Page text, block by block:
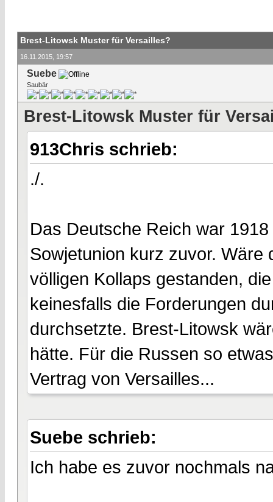
Brest-Litowsk Muster für Versailles?
16.11.2015, 19:57
Suebe
Saubär
Brest-Litowsk Muster für
913Chris schrieb:
./.
Das Deutsche Reich war
Sowjetunion kurz zuvor. Wäre
völligen Kollaps gestanden,
keinesfalls die Forderungen
durchsetzte. Brest-Litowsk
hätte. Für die Russen so
Vertrag von Versailles...
Suebe schrieb:
Ich habe es zuvor nochmals